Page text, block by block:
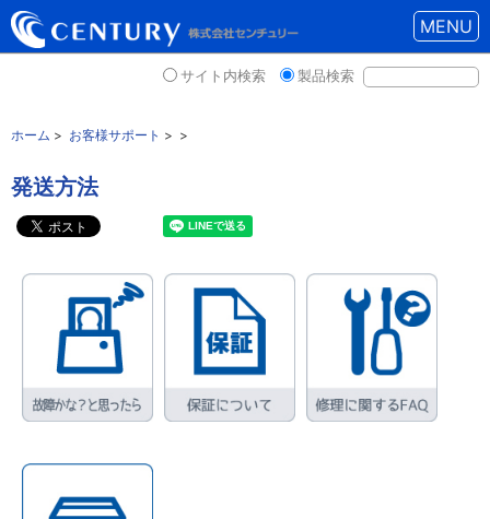
MENU
サイト内検索 製品検索
ホーム > お客様サポート > >
発送方法